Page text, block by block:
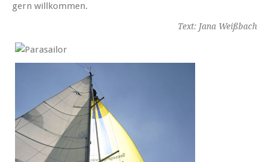
gern willkommen.
Text: Jana Weißbach